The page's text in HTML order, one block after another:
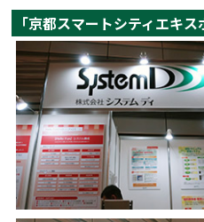
「京都スマートシティエキ